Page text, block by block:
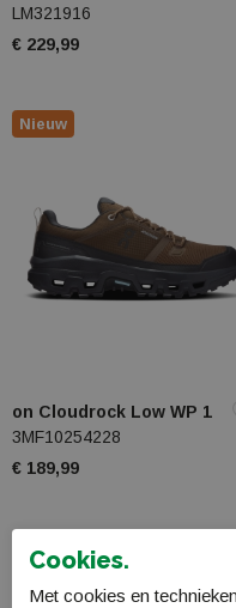
LM321916
€ 229,99
on Cloudrock Low WP 1
3MF10254228
€ 189,99
Nieuw
Nieuw
Cookies.
Met cookies en